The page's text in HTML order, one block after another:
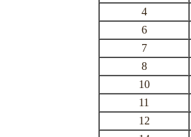
4
6
7
8
10
11
12